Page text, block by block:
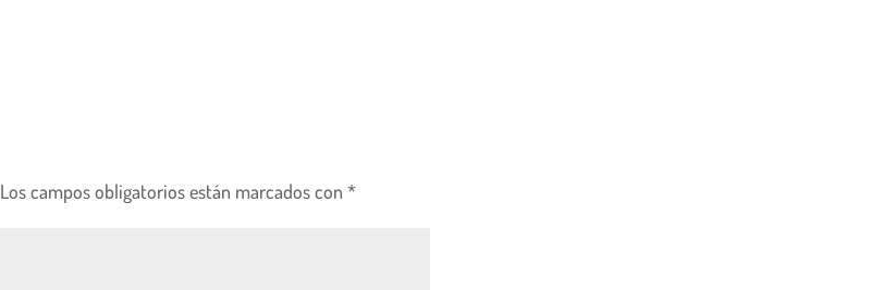
Los campos obligatorios están marcados con *